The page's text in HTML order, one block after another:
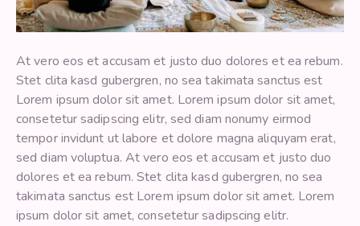
At vero eos et accusam et justo duo dolores et ea rebum.
Stet clita kasd gubergren, no sea takimata sanctus est
Lorem ipsum dolor sit amet. Lorem ipsum dolor sit amet,
consetetur sadipscing elitr, sed diam nonumy eirmod
tempor invidunt ut labore et dolore magna aliquyam erat,
sed diam voluptua. At vero eos et accusam et justo duo
dolores et ea rebum. Stet clita kasd gubergren, no sea
takimata sanctus est Lorem ipsum dolor sit amet. Lorem
ipsum dolor sit amet, consetetur sadipscing elitr.